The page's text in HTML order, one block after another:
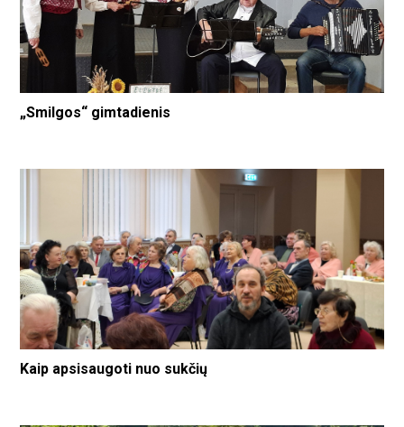
„Smilgos“ gimtadienis
Kaip apsisaugoti nuo sukčių